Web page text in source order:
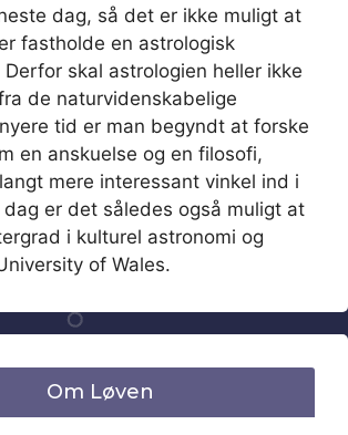
dag, så det er ikke muligt at
fastholde en astrologisk
skal astrologien heller ikke
de naturvidenskabelige
tid er man begyndt at forske
en anskuelse og en filosofi,
mere interessant vinkel ind i
dag er det således også muligt at
i kulturel astronomi og
of Wales.
Om Løven